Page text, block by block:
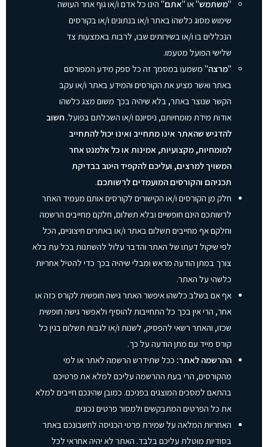
"משתמש" או "אתם" הינו כל אדם ו/או גוף אחר העושה
שימוש מסוג כלשהו באתר ו/או בנתונים ו/או בקורסים
הנכללים בו ו/או בשירותים שבו, לרבות באמצעות צד
שלישי הפועל מטעמו.
"מרצה" משמעו במסמך זה כל ספק מידע המפורסם
באתר ואשר מציע את הקורסים והמידע באתר ו/או עקב
הקשר שנוצר באתר, בלא שיהיה בכך משום מצג כלשהו
אודות מידת מומחיותם, ניסיונם ו/או השכלתם בפועל. חשוב
להדגיש שהאתר אינו מתחייב ואינו יכול להתחייב
למומחיות, מקצועיות, אמינות או כל אלמנט אחר
המשויך למרצים, ועליכם להקפיד היטב בבדיקת
תכניהם והקורסים המועמדים לרשותכם.
חלק מן הקורסים ו/או הקישורים לקורסים אותם מעמיד האתר
לרשותכם הינם חופשיים ובלא תשלום, חלקם מחייבים הרשמה
וחלקם אף מחייבים תשלום באתר ו/או באתרים חיצוניים, הכל
לפי שיקול דעתו של האתר והדבר עלול להשתנות בכל עת בלא
צורך במתן הודעה מראש ומבלי שיהיה בכך כדי להטיל אחריות
כלשהי על האתר.
אף אם בשלב כלשהו איפשר האתר גישה חופשית לקורס כזה או
אחר, הרי אין בכך כל התחייבות להוסיף ולאפשר גישה חופשית
שכזו, והאתר רשאי להפסיק, לשנות ו/או לגבות תשלום בגין כל
קורס מייד עם מתן הודעה על כך.
ההרשמה לאתר: ככל שתידרש הרשמה לאתר או למי
מהקורסים, הרי בעת ההרשמה עליכם למלא את פרטיכם
בהתאם למסכים המוצגים בפניכם. כמובן שהינכם חייבים למלא
את כל הפרטים המתבקשים ולמסור פרטים נכונים.
האחריות המלאה על שמירת פרטי הכניסה לחשבונכם באתר
בסודיות מוטלת עליכם בלבד. האתר לא יהיה אחראי לכל